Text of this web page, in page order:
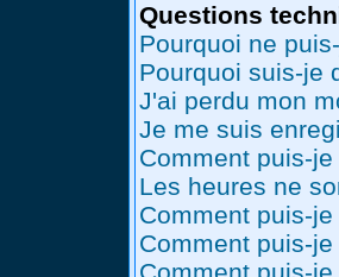
Questions
Pourquoi ne
Pourquoi suis-je
J'ai perdu mon
Je me suis
Comment puis-
Les heures ne
Comment puis-
Comment puis-